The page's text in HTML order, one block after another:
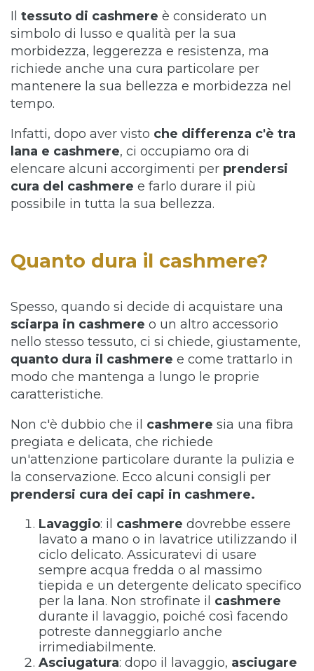
Il tessuto di cashmere è considerato un
simbolo di lusso e qualità per la sua
morbidezza, leggerezza e resistenza, ma
richiede anche una cura particolare per
mantenere la sua bellezza e morbidezza nel
tempo.
Infatti, dopo aver visto che differenza c'è tra
lana e cashmere, ci occupiamo ora di
elencare alcuni accorgimenti per prendersi
cura del cashmere e farlo durare il più
possibile in tutta la sua bellezza.
Quanto dura il cashmere?
Spesso, quando si decide di acquistare una
sciarpa in cashmere o un altro accessorio
nello stesso tessuto, ci si chiede, giustamente,
quanto dura il cashmere e come trattarlo in
modo che mantenga a lungo le proprie
caratteristiche.
Non c'è dubbio che il cashmere sia una fibra
pregiata e delicata, che richiede
un'attenzione particolare durante la pulizia e
la conservazione. Ecco alcuni consigli per
prendersi cura dei capi in cashmere.
Lavaggio: il cashmere dovrebbe essere
lavato a mano o in lavatrice utilizzando il
ciclo delicato. Assicuratevi di usare
sempre acqua fredda o al massimo
tiepida e un detergente delicato specifico
per la lana. Non strofinate il cashmere
durante il lavaggio, poiché così facendo
potreste danneggiarlo anche
irrimediabilmente.
Asciugatura: dopo il lavaggio, asciugare